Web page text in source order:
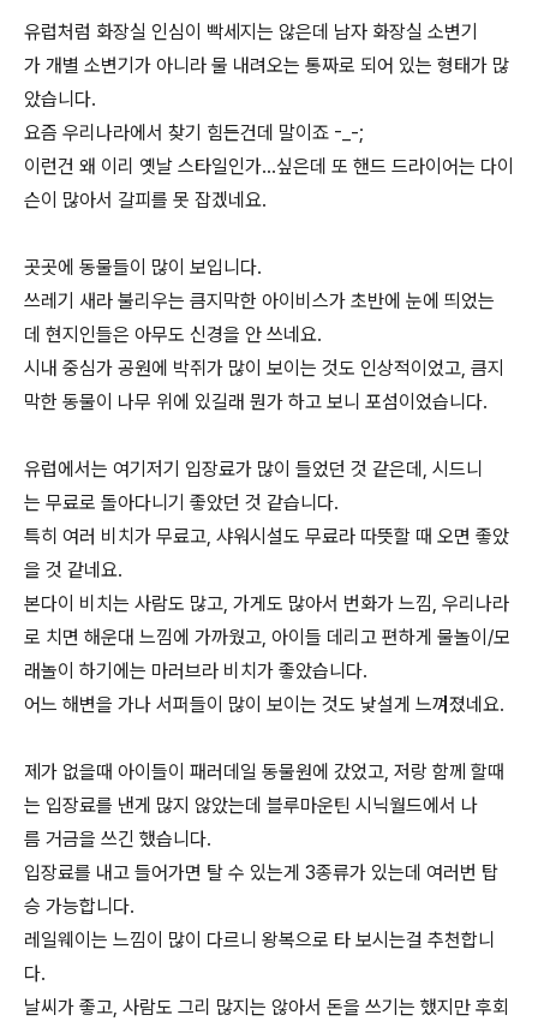
유럽처럼 화장실 인심이 빡세지는 않은데 남자 화장실 소변기
가 개별 소변기가 아니라 물 내려오는 통짜로 되어 있는 형태가 많
았습니다.
요즘 우리나라에서 찾기 힘든건데 말이죠 -_-;
이런건 왜 이리 옛날 스타일인가…싶은데 또 핸드 드라이어는 다이
슨이 많아서 갈피를 못 잡겠네요.
곳곳에 동물들이 많이 보입니다.
쓰레기 새라 불리우는 큼지막한 아이비스가 초반에 눈에 띄었는
데 현지인들은 아무도 신경을 안 쓰네요.
시내 중심가 공원에 박쥐가 많이 보이는 것도 인상적이었고, 큼지
막한 동물이 나무 위에 있길래 뭔가 하고 보니 포섬이었습니다.
유럽에서는 여기저기 입장료가 많이 들었던 것 같은데, 시드니
는 무료로 돌아다니기 좋았던 것 같습니다.
특히 여러 비치가 무료고, 샤워시설도 무료라 따뜻할 때 오면 좋았
을 것 같네요.
본다이 비치는 사람도 많고, 가게도 많아서 번화가 느낌, 우리나라
로 치면 해운대 느낌에 가까웠고, 아이들 데리고 편하게 물놀이/모
래놀이 하기에는 마러브라 비치가 좋았습니다.
어느 해변을 가나 서퍼들이 많이 보이는 것도 낯설게 느껴졌네요.
제가 없을때 아이들이 패러데일 동물원에 갔었고, 저랑 함께 할때
는 입장료를 낸게 많지 않았는데 블루마운틴 시닉월드에서 나
름 거금을 쓰긴 했습니다.
입장료를 내고 들어가면 탈 수 있는게 3종류가 있는데 여러번 탑
승 가능합니다.
레일웨이는 느낌이 많이 다르니 왕복으로 타 보시는걸 추천합니
다.
날씨가 좋고, 사람도 그리 많지는 않아서 돈을 쓰기는 했지만 후회